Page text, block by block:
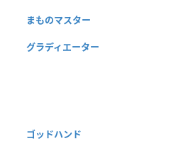
まものマスター
グラディエーター
ゴッドハンド